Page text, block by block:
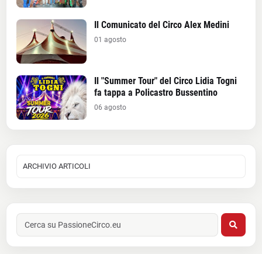
Il Comunicato del Circo Alex Medini
01 agosto
Il "Summer Tour" del Circo Lidia Togni
fa tappa a Policastro Bussentino
06 agosto